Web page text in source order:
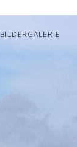
BILDERGALERIE